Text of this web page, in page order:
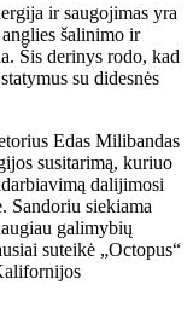
ir saugojimas yra
šalinimo ir
Šis derinys rodo, kad
su didesnės
Edas Milibandas
susitarimą, kuriuo
dalijimosi
Sandoriu siekiama
galimybių
suteikė „Octopus“